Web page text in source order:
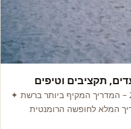
תקציבים וטיפים
✦ עודכן לאחרונה: 21 בפברואר 2026 – המדריך המקיף ביותר ברשת ✦
דבש – המדריך המלא לחופשה הרומנטית